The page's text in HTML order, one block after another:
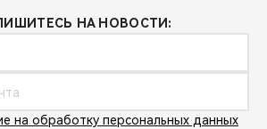
НА НОВОСТИ:
на обработку персональных данных